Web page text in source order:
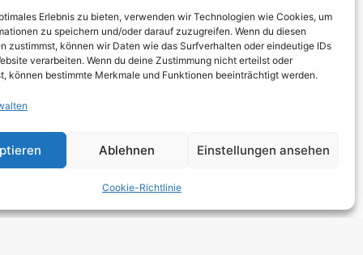
Erlebnis zu bieten, verwenden wir Technologien wie Cookies, um
zu speichern und/oder darauf zuzugreifen. Wenn du diesen
zustimmst, können wir Daten wie das Surfverhalten oder eindeutige IDs
verarbeiten. Wenn du deine Zustimmung nicht erteilst oder
können bestimmte Merkmale und Funktionen beeinträchtigt werden.
Ablehnen Einstellungen ansehen
Cookie-Richtlinie
ROCK